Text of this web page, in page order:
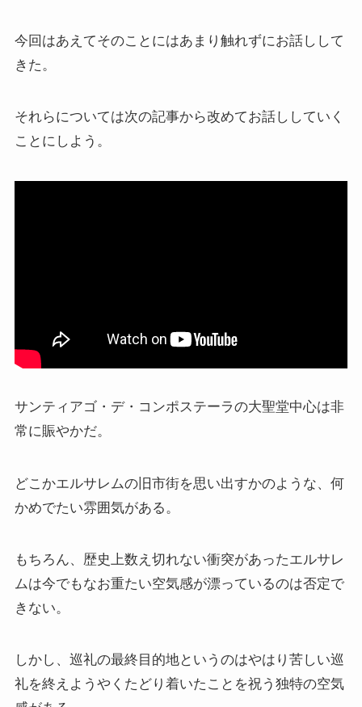
今回はあえてそのことにはあまり触れずにお話しして
きた。
それらについては次の記事から改めてお話ししていく
ことにしよう。
サンティアゴ・デ・コンポステーラの大聖堂中心は非
常に賑やかだ。
どこかエルサレムの旧市街を思い出すかのような、何
かめでたい雰囲気がある。
もちろん、歴史上数え切れない衝突があったエルサレ
ムは今でもなお重たい空気感が漂っているのは否定で
きない。
しかし、巡礼の最終目的地というのはやはり苦しい巡
礼を終えようやくたどり着いたことを祝う独特の空気